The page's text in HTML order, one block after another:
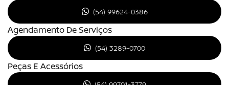
(54) 99624-0386
Agendamento De Serviços
(54) 3289-0700
Peças E Acessórios